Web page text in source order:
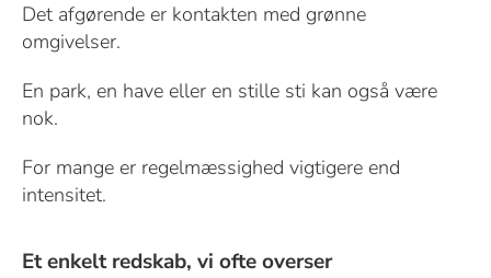
Det afgørende er kontakten med grønne
omgivelser.
En park, en have eller en stille sti kan også være
nok.
For mange er regelmæssighed vigtigere end
intensitet.
Et enkelt redskab, vi ofte overser